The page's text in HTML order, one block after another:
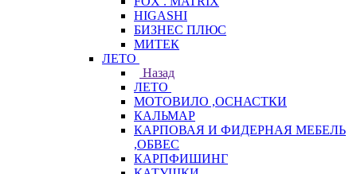
HIGASHI
БИЗНЕС ПЛЮС
МИТЕК
ЛЕТО
Назад
ЛЕТО
МОТОВИЛО ,ОСНАСТКИ
КАЛЬМАР
КАРПОВАЯ И ФИДЕРНАЯ МЕБЕЛЬ
,ОБВЕС
КАРПФИШИНГ